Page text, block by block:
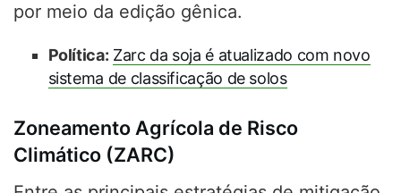
por meio da edição gênica.
Política: Zarc da soja é atualizado com novo
sistema de classificação de solos
Zoneamento Agrícola de Risco
Climático (ZARC)